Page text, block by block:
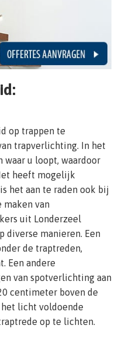
op trappen te
trapverlichting. In het
waar u loopt, waardoor
heeft mogelijk
het aan te raden ook bij
van
uit Londerzeel
diverse manieren. Een
de traptreden,
Een andere
van spotverlichting aan
centimeter boven de
licht voldoende
op te lichten.